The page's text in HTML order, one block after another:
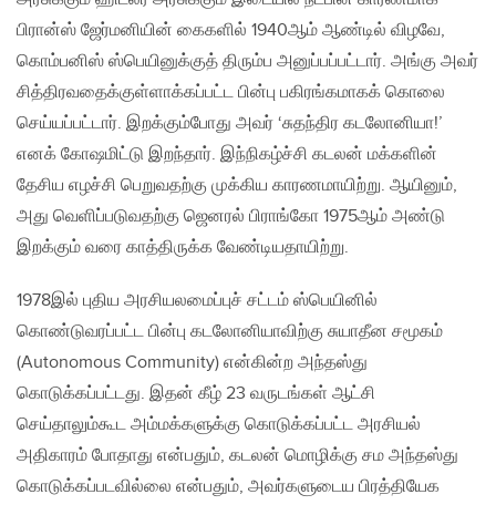
பிரான்ஸ் ஜேர்மனியின் கைகளில் 1940ஆம் ஆண்டில் விழவே,
கொம்பனிஸ் ஸ்பெயினுக்குத் திரும்ப அனுப்பப்பட்டார். அங்கு அவர்
சித்திரவதைக்குள்ளாக்கப்பட்ட பின்பு பகிரங்கமாகக் கொலை
செய்யப்பட்டார். இறக்கும்போது அவர் ‘சுதந்திர கடலோனியா!’
எனக் கோஷமிட்டு இறந்தார். இந்நிகழ்ச்சி கடலன் மக்களின்
தேசிய எழச்சி பெறுவதற்கு முக்கிய காரணமாயிற்று. ஆயினும்,
அது வெளிப்படுவதற்கு ஜெனரல் பிராங்கோ 1975ஆம் அண்டு
இறக்கும் வரை காத்திருக்க வேண்டியதாயிற்று.
1978இல் புதிய அரசியலமைப்புச் சட்டம் ஸ்பெயினில்
கொண்டுவரப்பட்ட பின்பு கடலோனியாவிற்கு சுயாதீன சமூகம்
(Autonomous Community) என்கின்ற அந்தஸ்து
கொடுக்கப்பட்டது. இதன் கீழ் 23 வருடங்கள் ஆட்சி
செய்தாலும்கூட அம்மக்களுக்கு கொடுக்கப்பட்ட அரசியல்
அதிகாரம் போதாது என்பதும், கடலன் மொழிக்கு சம அந்தஸ்து
கொடுக்கப்படவில்லை என்பதும், அவர்களுடைய பிரத்தியேக